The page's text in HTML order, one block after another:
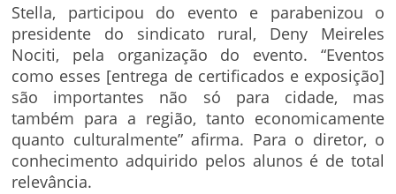
Stella, participou do evento e parabenizou o
presidente do sindicato rural, Deny Meireles
Nociti, pela organização do evento. “Eventos
como esses [entrega de certificados e exposição]
são importantes não só para cidade, mas
também para a região, tanto economicamente
quanto culturalmente” afirma. Para o diretor, o
conhecimento adquirido pelos alunos é de total
relevância.